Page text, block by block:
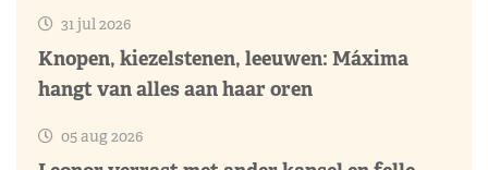
31 jul 2026
Knopen, kiezelstenen, leeuwen: Máxima
hangt van alles aan haar oren
05 aug 2026